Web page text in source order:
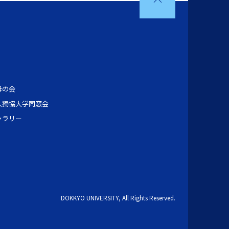
の会
協大学同窓会
リー
DOKKYO UNIVERSITY, All Rights Reserved.